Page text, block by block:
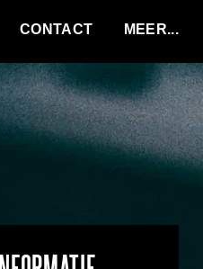
CONTACT